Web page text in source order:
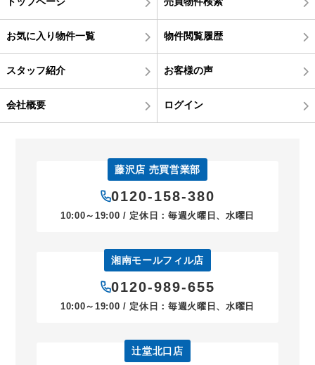
お気に入り物件一覧 物件閲覧履歴
スタッフ紹介 お客様の声
会社概要 ログイン
藤沢店 売買営業部
0120-158-380
10:00～19:00 / 定休日：毎週火曜日、水曜日
湘南モールフィル店
0120-989-655
10:00～19:00 / 定休日：毎週火曜日、水曜日
辻堂北口店